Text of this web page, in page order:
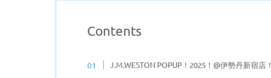
Contents
J.M.WESTON POPUP！2025！@伊勢丹新宿店！